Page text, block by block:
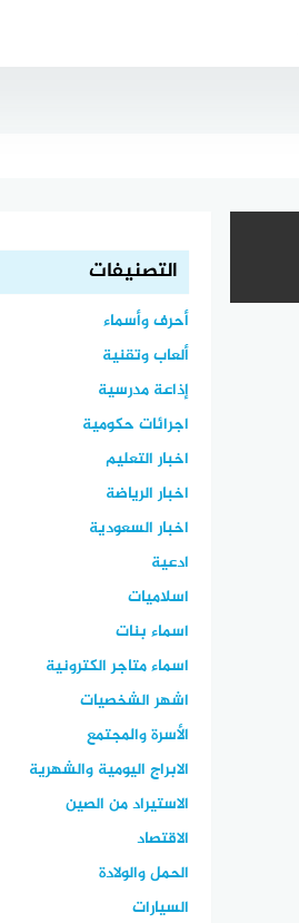
التصنيفات
أحرف وأسماء
ألعاب وتقنية
إذاعة مدرسية
اجرائات حكومية
اخبار التعليم
اخبار الرياضة
اخبار السعودية
ادعية
اسلاميات
اسماء بنات
اسماء متاجر الكترونية
اشهر الشخصيات
الأسرة والمجتمع
الابراج اليومية والشهرية
الاستيراد من الصين
الاقتصاد
الحمل والولادة
السيارات